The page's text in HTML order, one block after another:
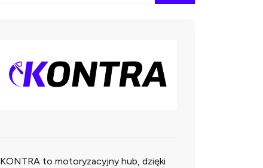
KONTRA to motoryzacyjny hub, dzięki